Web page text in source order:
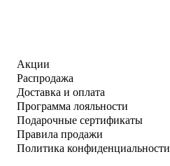
Акции
Распродажа
Доставка и оплата
Программа лояльности
Подарочные сертификаты
Правила продажи
Политика конфиденциальности